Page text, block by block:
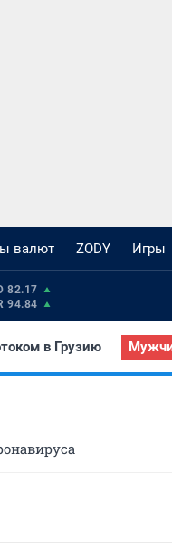
валют ZODY Игры
82.17
94.84
в Грузию